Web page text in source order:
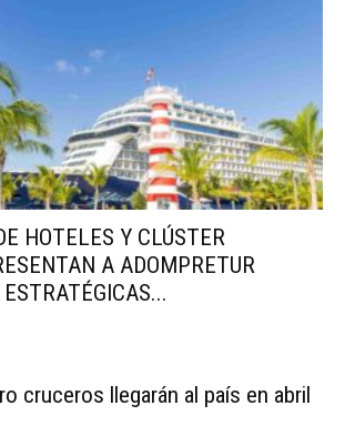
HOTELES Y CLÚSTER
A ADOMPRETUR
cruceros llegarán al país en abril